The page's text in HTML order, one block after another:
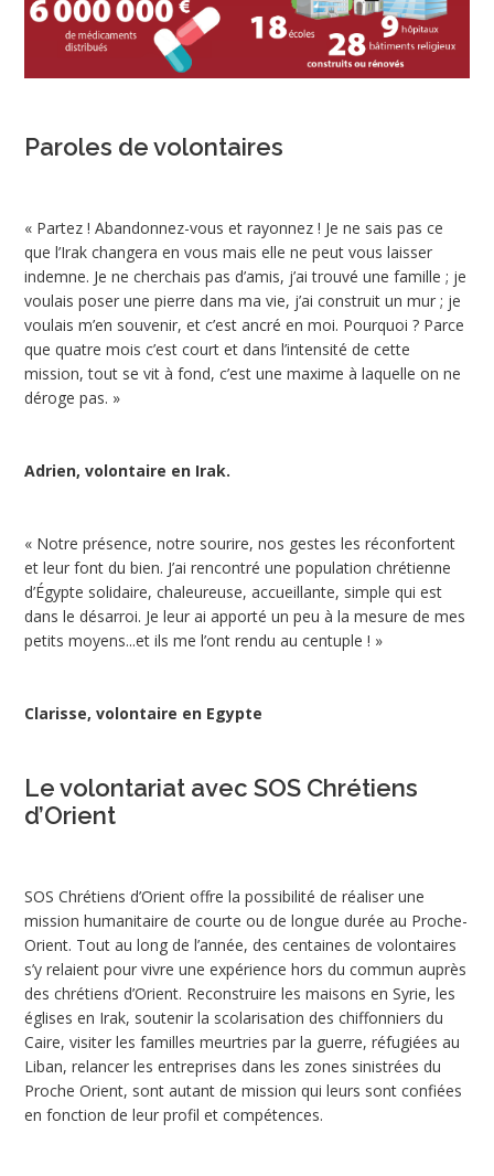
Paroles de volontaires
« Partez ! Abandonnez-vous et rayonnez ! Je ne sais pas ce
que l’Irak changera en vous mais elle ne peut vous laisser
indemne. Je ne cherchais pas d’amis, j’ai trouvé une famille ; je
voulais poser une pierre dans ma vie, j’ai construit un mur ; je
voulais m’en souvenir, et c’est ancré en moi. Pourquoi ? Parce
que quatre mois c’est court et dans l’intensité de cette
mission, tout se vit à fond, c’est une maxime à laquelle on ne
déroge pas. »
Adrien, volontaire en Irak.
« Notre présence, notre sourire, nos gestes les réconfortent
et leur font du bien. J’ai rencontré une population chrétienne
d’Égypte solidaire, chaleureuse, accueillante, simple qui est
dans le désarroi. Je leur ai apporté un peu à la mesure de mes
petits moyens...et ils me l’ont rendu au centuple ! »
Clarisse, volontaire en Egypte
Le volontariat avec SOS Chrétiens
d’Orient
SOS Chrétiens d’Orient offre la possibilité de réaliser une
mission humanitaire de courte ou de longue durée au Proche-
Orient. Tout au long de l’année, des centaines de volontaires
s’y relaient pour vivre une expérience hors du commun auprès
des chrétiens d’Orient. Reconstruire les maisons en Syrie, les
églises en Irak, soutenir la scolarisation des chiffonniers du
Caire, visiter les familles meurtries par la guerre, réfugiées au
Liban, relancer les entreprises dans les zones sinistrées du
Proche Orient, sont autant de mission qui leurs sont confiées
en fonction de leur profil et compétences.